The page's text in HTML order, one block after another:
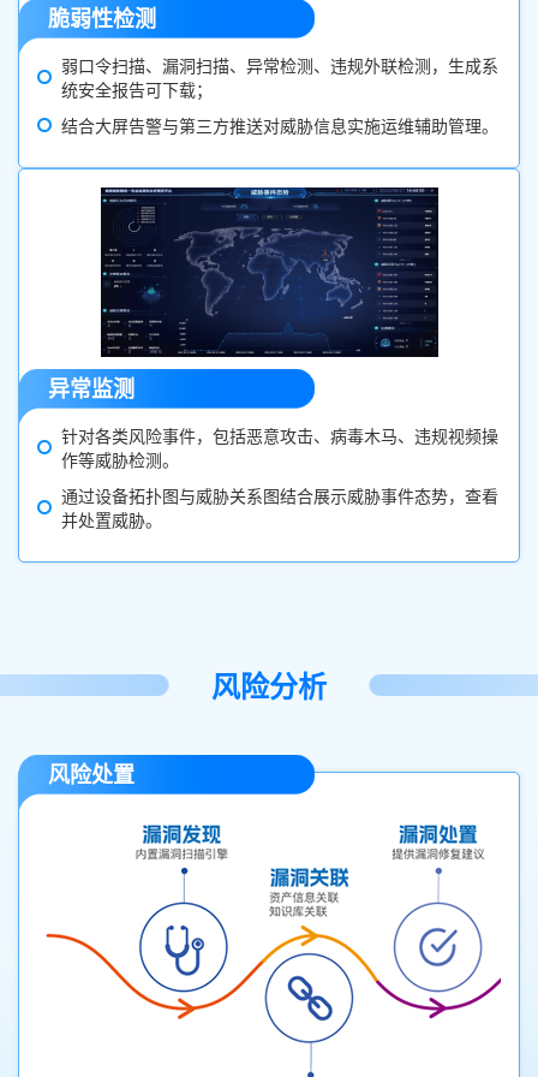
脆弱性检测
弱口令扫描、漏洞扫描、异常检测、违规外联检测，生成系
统安全报告可下载；
结合大屏告警与第三方推送对威胁信息实施运维辅助管理。
异常监测
针对各类风险事件，包括恶意攻击、病毒木马、违规视频操
作等威胁检测。
通过设备拓扑图与威胁关系图结合展示威胁事件态势，查看
并处置威胁。
风险分析
风险处置